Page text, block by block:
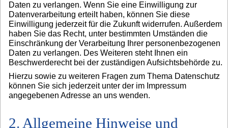
Daten zu verlangen. Wenn Sie eine Einwilligung zur
Datenverarbeitung erteilt haben, können Sie diese
Einwilligung jederzeit für die Zukunft widerrufen. Außerdem
haben Sie das Recht, unter bestimmten Umständen die
Einschränkung der Verarbeitung Ihrer personenbezogenen
Daten zu verlangen. Des Weiteren steht Ihnen ein
Beschwerderecht bei der zuständigen Aufsichtsbehörde zu.
Hierzu sowie zu weiteren Fragen zum Thema Datenschutz
können Sie sich jederzeit unter der im Impressum
angegebenen Adresse an uns wenden.
2. Allgemeine Hinweise und